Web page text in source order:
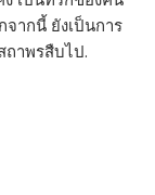
ากนี้ ยังเป็นการ
าพรสืบไป.